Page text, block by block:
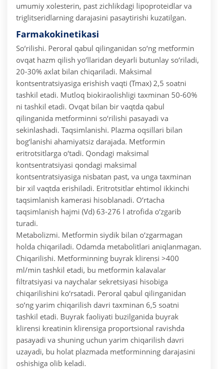
umumiy xolesterin, past zichlikdagi lipoproteidlar va
triglitseridlarning darajasini pasaytirishi kuzatilgan.
Farmakokinetikasi
So‘rilishi. Peroral qabul qilinganidan so‘ng metformin
ovqat hazm qilish yo‘llaridan deyarli butunlay so‘riladi,
20-30% axlat bilan chiqariladi. Maksimal
kontsentratsiyasiga erishish vaqti (Tmax) 2,5 soatni
tashkil etadi. Mutloq biokiraolishligi taxminan 50-60%
ni tashkil etadi. Ovqat bilan bir vaqtda qabul
qilinganida metforminni so‘rilishi pasayadi va
sekinlashadi. Taqsimlanishi. Plazma oqsillari bilan
bog‘lanishi ahamiyatsiz darajada. Metformin
eritrotsitlarga o‘tadi. Qondagi maksimal
kontsentratsiyasi qondagi maksimal
kontsentratsiyasiga nisbatan past, va unga taxminan
bir xil vaqtda erishiladi. Eritrotsitlar ehtimol ikkinchi
taqsimlanish kamerasi hisoblanadi. O‘rtacha
taqsimlanish hajmi (Vd) 63-276 l atrofida o‘zgarib
turadi.
Metabolizmi. Metformin siydik bilan o‘zgarmagan
holda chiqariladi. Odamda metabolitlari aniqlanmagan.
Chiqarilishi. Metforminning buyrak klirensi >400
ml/min tashkil etadi, bu metformin kalavalar
filtratsiyasi va naychalar sekretsiyasi hisobiga
chiqarilishini ko‘rsatadi. Peroral qabul qilinganidan
so‘ng yarim chiqarilish davri taxminan 6,5 soatni
tashkil etadi. Buyrak faoliyati buzilganida buyrak
klirensi kreatinin klirensiga proportsional ravishda
pasayadi va shuning uchun yarim chiqarilish davri
uzayadi, bu holat plazmada metforminning darajasini
oshishiga olib keladi.